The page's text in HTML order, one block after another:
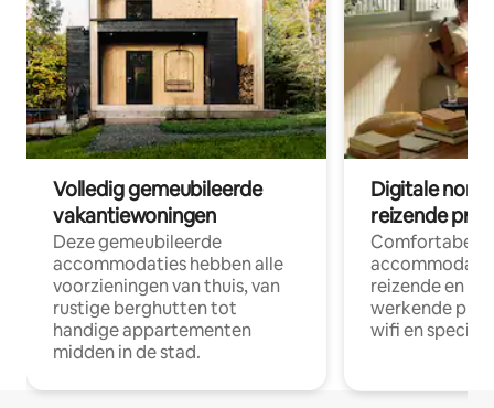
Volledig gemeubileerde
vakantiewoningen
Deze gemeubileerde
accommodaties hebben alle
voorzieningen van thuis, van
rustige berghutten tot
handige appartementen
midden in de stad.
Digitale
reizende
Comfortabele
reizende en
werkende
wifi en